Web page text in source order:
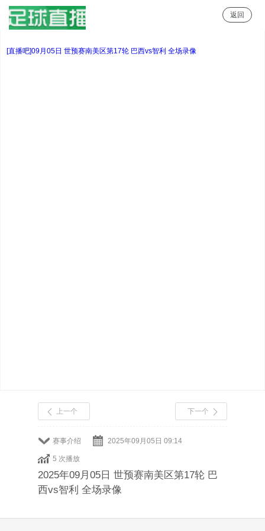
返回
[直播吧]09月05日 世预赛南美区第17轮 巴西vs智利 全场录像
赛事介绍 2025年09月05日 09:14
5 次播放
上一个 下一个
2025年09月05日 世预赛南美区第17轮 巴
西vs智利 全场录像